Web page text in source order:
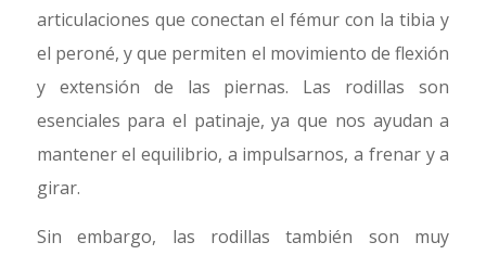
articulaciones que conectan el fémur con la tibia y
el peroné, y que permiten el movimiento de flexión
y extensión de las piernas. Las rodillas son
esenciales para el patinaje, ya que nos ayudan a
mantener el equilibrio, a impulsarnos, a frenar y a
girar.
Sin embargo, las rodillas también son muy